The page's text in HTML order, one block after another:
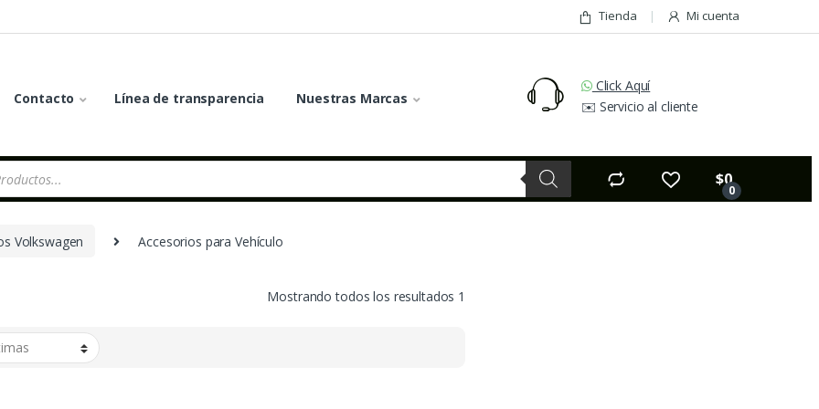
Tienda Mi cuenta
Contacto Línea de transparencia Nuestras Marcas
Click Aquí
✉️ Servicio al cliente
0
$0
Volkswagen Accesorios para Vehículo
Mostrando todos los resultados 1